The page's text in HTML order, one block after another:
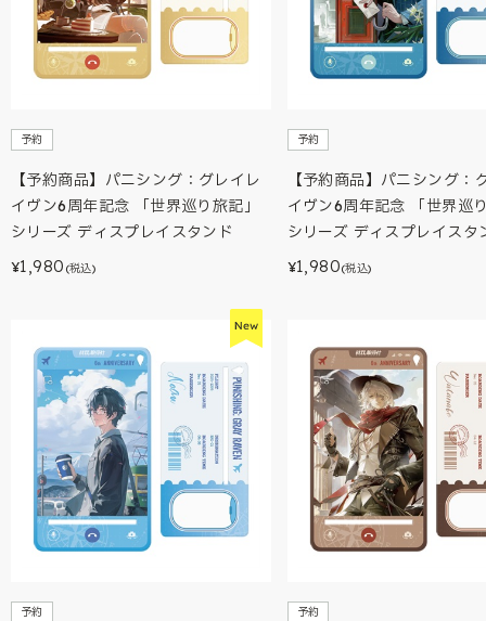
予約
【予約商品】パニシング：グレイレ
イヴン6周年記念 「世界巡り旅記」
シリーズ ディスプレイスタンド
¥1,980 (税込)
予約
【予約商品】パニシング：
イヴン6周年記念 「世界巡
シリーズ ディスプレイスタ
¥1,980(税込)
予約 予約